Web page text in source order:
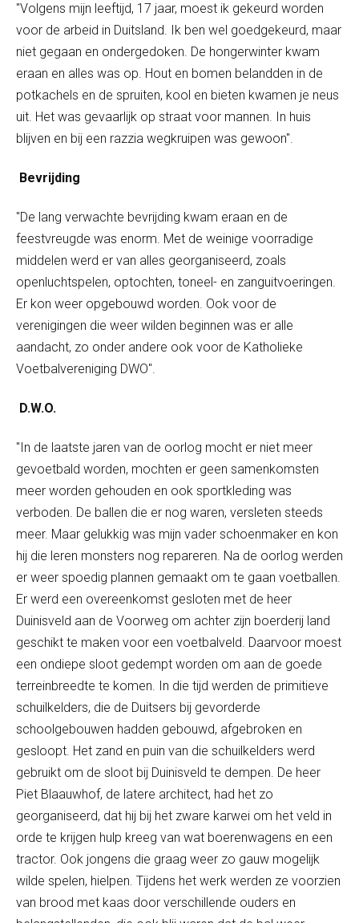
"Volgens mijn leeftijd, 17 jaar, moest ik gekeurd worden
voor de arbeid in Duitsland. Ik ben wel goedgekeurd, maar
niet gegaan en ondergedoken. De hongerwinter kwam
eraan en alles was op. Hout en bomen belandden in de
potkachels en de spruiten, kool en bieten kwamen je neus
uit. Het was gevaarlijk op straat voor mannen. In huis
blijven en bij een razzia wegkruipen was gewoon".
Bevrijding
"De lang verwachte bevrijding kwam eraan en de
feestvreugde was enorm. Met de weinige voorradige
middelen werd er van alles georganiseerd, zoals
openluchtspelen, optochten, toneel- en zanguitvoeringen.
Er kon weer opgebouwd worden. Ook voor de
verenigingen die weer wilden beginnen was er alle
aandacht, zo onder andere ook voor de Katholieke
Voetbalvereniging DWO".
D.W.O.
"In de laatste jaren van de oorlog mocht er niet meer
gevoetbald worden, mochten er geen samenkomsten
meer worden gehouden en ook sportkleding was
verboden. De ballen die er nog waren, versleten steeds
meer. Maar gelukkig was mijn vader schoenmaker en kon
hij die leren monsters nog repareren. Na de oorlog werden
er weer spoedig plannen gemaakt om te gaan voetballen.
Er werd een overeenkomst gesloten met de heer
Duinisveld aan de Voorweg om achter zijn boerderij land
geschikt te maken voor een voetbalveld. Daarvoor moest
een ondiepe sloot gedempt worden om aan de goede
terreinbreedte te komen. In die tijd werden de primitieve
schuilkelders, die de Duitsers bij gevorderde
schoolgebouwen hadden gebouwd, afgebroken en
gesloopt. Het zand en puin van die schuilkelders werd
gebruikt om de sloot bij Duinisveld te dempen. De heer
Piet Blaauwhof, de latere architect, had het zo
georganiseerd, dat hij bij het zware karwei om het veld in
orde te krijgen hulp kreeg van wat boerenwagens en een
tractor. Ook jongens die graag weer zo gauw mogelijk
wilde spelen, hielpen. Tijdens het werk werden ze voorzien
van brood met kaas door verschillende ouders en